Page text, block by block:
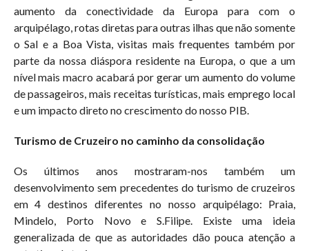
aumento da conectividade da Europa para com o
arquipélago, rotas diretas para outras ilhas que não somente
o Sal e a Boa Vista, visitas mais frequentes também por
parte da nossa diáspora residente na Europa, o que a um
nível mais macro acabará por gerar um aumento do volume
de passageiros, mais receitas turísticas, mais emprego local
e um impacto direto no crescimento do nosso PIB.
Turismo de Cruzeiro no caminho da consolidação
Os últimos anos mostraram-nos também um
desenvolvimento sem precedentes do turismo de cruzeiros
em 4 destinos diferentes no nosso arquipélago: Praia,
Mindelo, Porto Novo e S.Filipe. Existe uma ideia
generalizada de que as autoridades dão pouca atenção a